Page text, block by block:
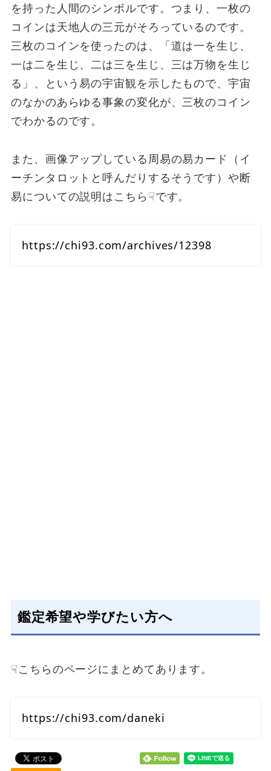
を持った人間のシンボルです。つまり、一枚の
コインは天地人の三元がそろっているのです。
三枚のコインを使ったのは、「道は一を生じ、
一は二を生じ、二は三を生じ、三は万物を生じ
る」、という易の宇宙観を示したもので、宇宙
のなかのあらゆる事象の変化が、三枚のコイン
でわかるのです。
また、画像アップしている周易の易カード（イ
ーチンタロットと呼んだりするそうです）や断
易についての説明はこちら☟です。
https://chi93.com/archives/12398
鑑定希望や学びたい方へ
☟こちらのページにまとめてあります。
https://chi93.com/daneki